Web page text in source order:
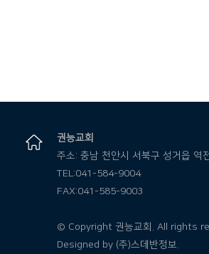
권능교회
주소: 충남 천안시 서북구 성거읍 역
TEL:041-584-9004
FAX:041-585-9003
© Copyright 권능교회. All rights
Designed by (주)스데반정보.